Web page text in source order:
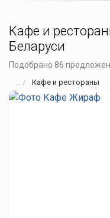
Кафе и
Беларуси
Подобрано 86
Кафе и рестораны